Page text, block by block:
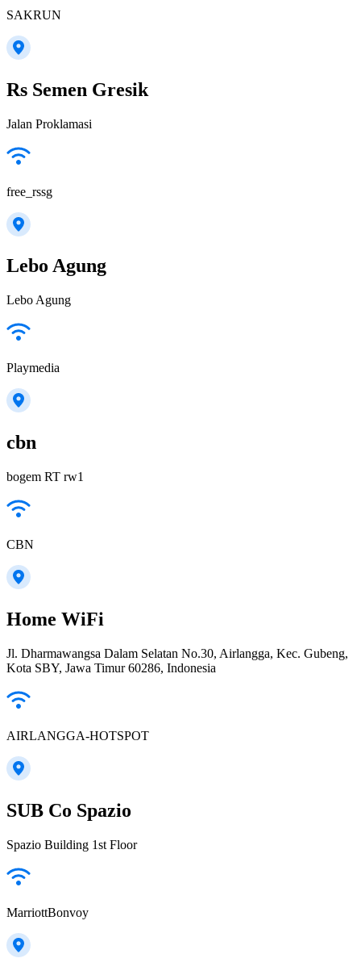
SAKRUN
Rs Semen Gresik
Jalan Proklamasi
free_rssg
Lebo Agung
Lebo Agung
Playmedia
cbn
bogem RT rw1
CBN
Home WiFi
Jl. Dharmawangsa Dalam Selatan No.30, Airlangga, Kec. Gubeng,
Kota SBY, Jawa Timur 60286, Indonesia
AIRLANGGA-HOTSPOT
SUB Co Spazio
Spazio Building 1st Floor
MarriottBonvoy